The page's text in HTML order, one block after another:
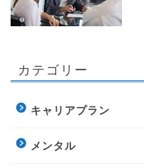
カテゴリー
キャリアプラン
メンタル